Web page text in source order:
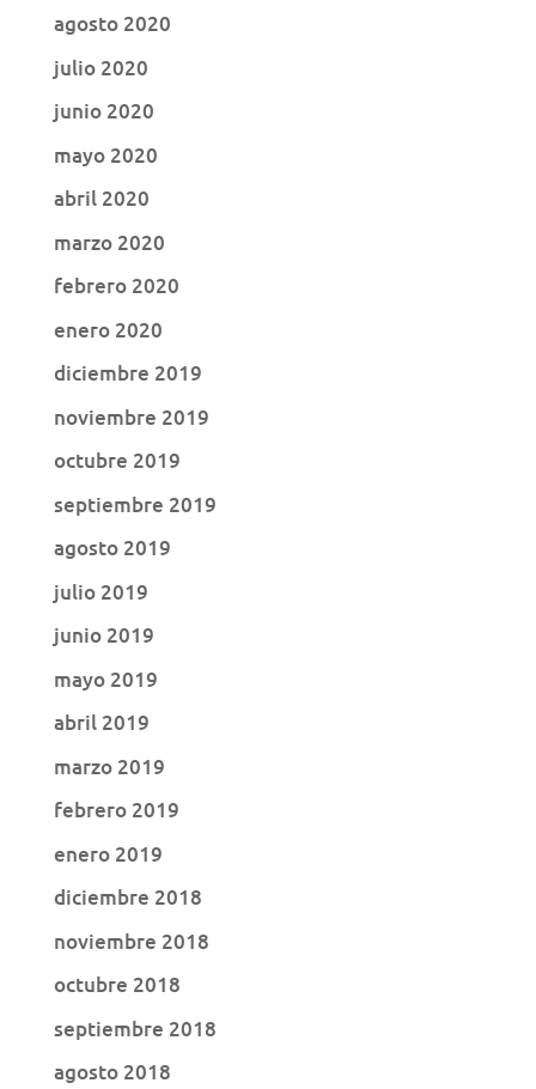
agosto 2020
julio 2020
junio 2020
mayo 2020
abril 2020
marzo 2020
febrero 2020
enero 2020
diciembre 2019
noviembre 2019
octubre 2019
septiembre 2019
agosto 2019
julio 2019
junio 2019
mayo 2019
abril 2019
marzo 2019
febrero 2019
enero 2019
diciembre 2018
noviembre 2018
octubre 2018
septiembre 2018
agosto 2018